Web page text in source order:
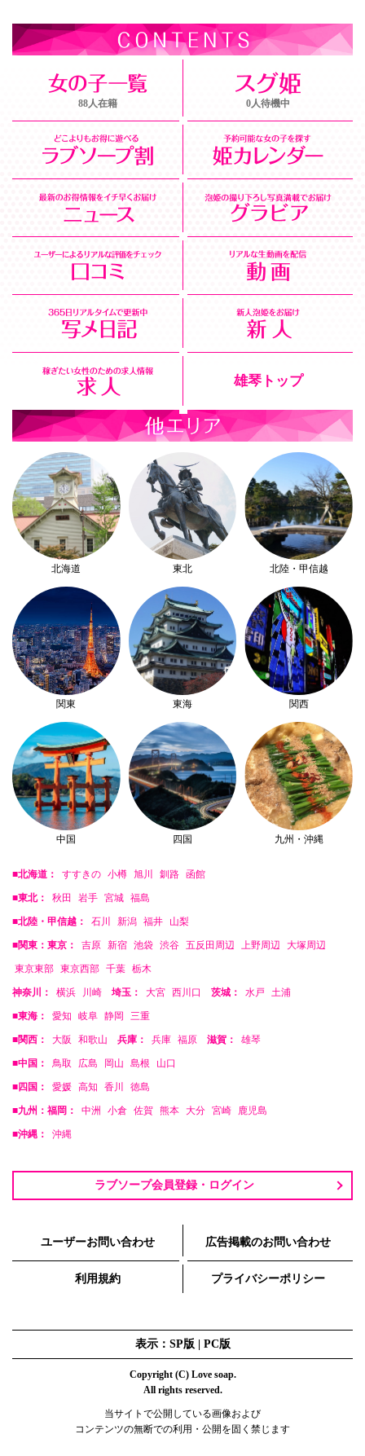
す。
88人在籍 0人待機中
雄琴トップ
北海道 東北 北陸・甲信越
関東 東海 関西
中国 四国 九州・沖縄
■北海道： すすきの 小樽 旭川 釧路 函館
■東北： 秋田 岩手 宮城 福島
■北陸・甲信越： 石川 新潟 福井 山梨
■関東：東京： 吉原 新宿 池袋 渋谷 五反田周辺 上野周辺 大塚周辺
東京東部 東京西部 千葉 栃木
神奈川： 横浜 川崎 埼玉： 大宮 西川口 茨城： 水戸 土浦
■東海： 愛知 岐阜 静岡 三重
■関西： 大阪 和歌山 兵庫： 兵庫 福原 滋賀： 雄琴
■中国： 鳥取 広島 岡山 島根 山口
■四国： 愛媛 高知 香川 徳島
■九州：福岡： 中洲 小倉 佐賀 熊本 大分 宮崎 鹿児島
■沖縄： 沖縄
ラブソープ会員登録・ログイン
ユーザーお問い合わせ 広告掲載のお問い合わせ
利用規約 プライバシーポリシー
表示：SP版 | PC版
Copyright (C) Love soap.
All rights reserved.
当サイトで公開している画像および
コンテンツの無断での利用・公開を固く禁じます